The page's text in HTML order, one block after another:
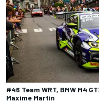
#46 Team WRT, BMW M4
Maxime Martin